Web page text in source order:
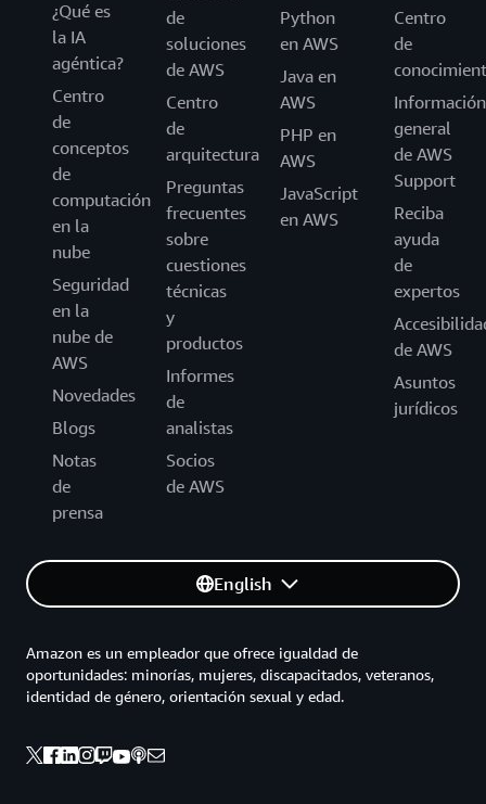
¿Qué es
la IA
agéntica?
Centro
de
conceptos
de
computación
en la
nube
Seguridad
en la
nube de
AWS
Novedades
Blogs
Notas
de
prensa
de
soluciones
de AWS
Centro
de
arquitectura
Preguntas
frecuentes
sobre
cuestiones
técnicas
y
productos
Informes
de
analistas
Socios
de AWS
Python
en AWS
Java en
AWS
PHP en
AWS
JavaScript
en AWS
Centro
de
Información
general
de AWS
Support
Reciba
ayuda
de
expertos
de AWS
Asuntos
jurídicos
English
Amazon es un empleador que ofrece igualdad de
oportunidades: minorías, mujeres, discapacitados, veteranos,
identidad de género, orientación sexual y edad.